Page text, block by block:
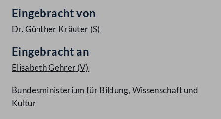
Eingebracht von
Dr. Günther Kräuter (S)
Eingebracht an
Elisabeth Gehrer (V)
Bundesministerium für Bildung, Wissenschaft und
Kultur